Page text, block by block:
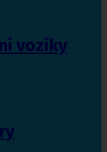
vozíky